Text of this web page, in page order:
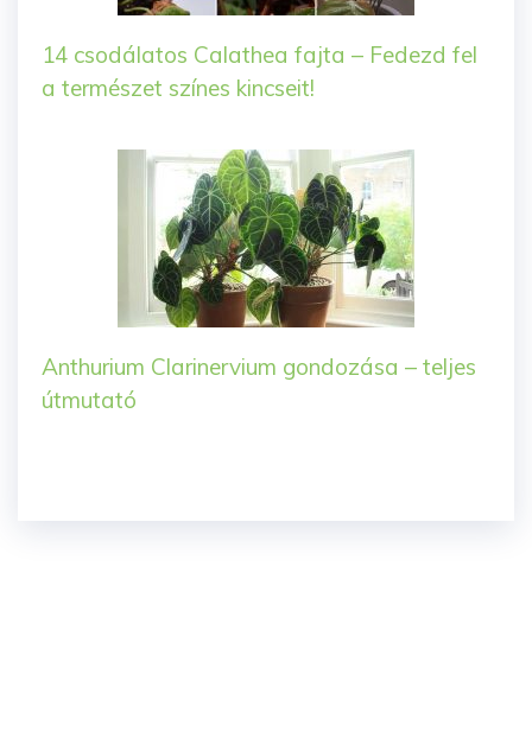
14 csodálatos Calathea fajta – Fedezd fel
a természet színes kincseit!
Anthurium Clarinervium gondozása – teljes
útmutató